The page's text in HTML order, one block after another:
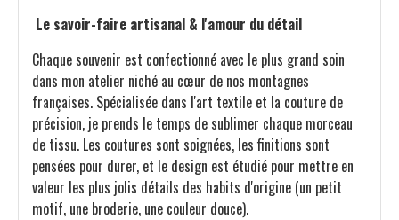
Le savoir-faire artisanal & l'amour du détail
Chaque souvenir est confectionné avec le plus grand soin
dans mon atelier niché au cœur de nos montagnes
françaises. Spécialisée dans l'art textile et la couture de
précision, je prends le temps de sublimer chaque morceau
de tissu. Les coutures sont soignées, les finitions sont
pensées pour durer, et le design est étudié pour mettre en
valeur les plus jolis détails des habits d'origine (un petit
motif, une broderie, une couleur douce).